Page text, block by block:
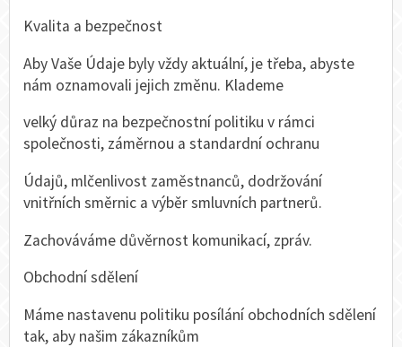
Kvalita a bezpečnost
Aby Vaše Údaje byly vždy aktuální, je třeba, abyste
nám oznamovali jejich změnu. Klademe
velký důraz na bezpečnostní politiku v rámci
společnosti, záměrnou a standardní ochranu
Údajů, mlčenlivost zaměstnanců, dodržování
vnitřních směrnic a výběr smluvních partnerů.
Zachováváme důvěrnost komunikací, zpráv.
Obchodní sdělení
Máme nastavenu politiku posílání obchodních sdělení
tak, aby našim zákazníkům